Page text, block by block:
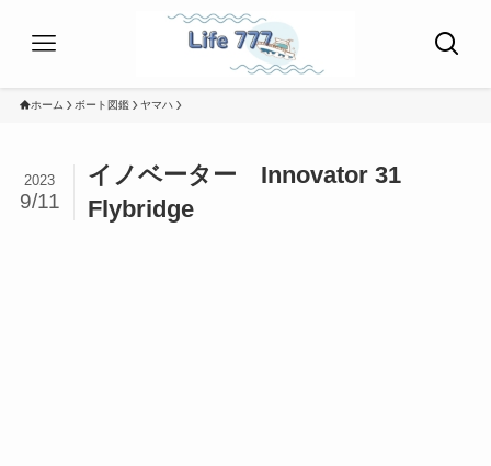
ホーム ボート図鑑 ヤマハ
イノベーター Innovator 31
Flybridge
2023
9/11